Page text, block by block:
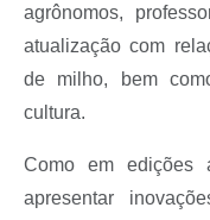
agrônomos,
atualização com
de milho, bem
cultura.
Como em edições
apresentar